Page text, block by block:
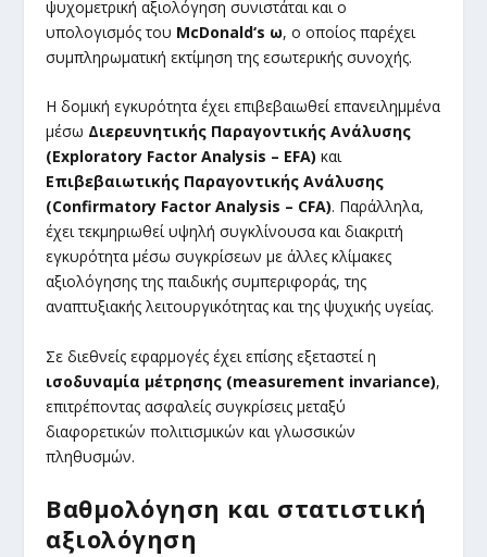
ψυχομετρική αξιολόγηση συνιστάται και ο
υπολογισμός του McDonald‘s ω, ο οποίος παρέχει
συμπληρωματική εκτίμηση της εσωτερικής συνοχής.
Η δομική εγκυρότητα έχει επιβεβαιωθεί επανειλημμένα
μέσω Διερευνητικής Παραγοντικής Ανάλυσης
(Exploratory Factor Analysis – EFA) και
Επιβεβαιωτικής Παραγοντικής Ανάλυσης
(Confirmatory Factor Analysis – CFA). Παράλληλα,
έχει τεκμηριωθεί υψηλή συγκλίνουσα και διακριτή
εγκυρότητα μέσω συγκρίσεων με άλλες κλίμακες
αξιολόγησης της παιδικής συμπεριφοράς, της
αναπτυξιακής λειτουργικότητας και της ψυχικής υγείας.
Σε διεθνείς εφαρμογές έχει επίσης εξεταστεί η
ισοδυναμία μέτρησης (measurement invariance),
επιτρέποντας ασφαλείς συγκρίσεις μεταξύ
διαφορετικών πολιτισμικών και γλωσσικών
πληθυσμών.
Βαθμολόγηση και στατιστική
αξιολόγηση